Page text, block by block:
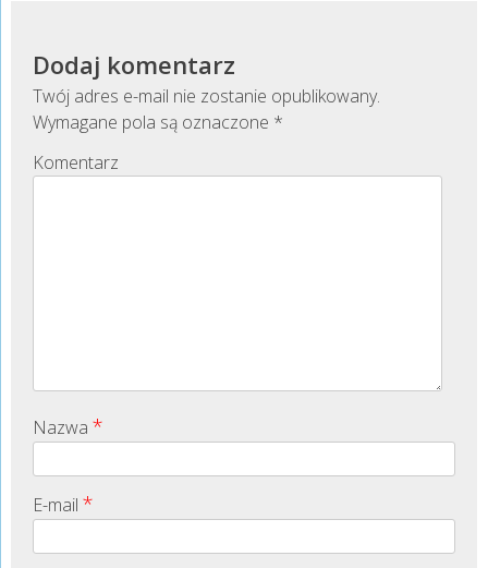
Dodaj komentarz
Twój adres e-mail nie zostanie opublikowany.
Wymagane pola są oznaczone *
Komentarz
Nazwa *
E-mail *